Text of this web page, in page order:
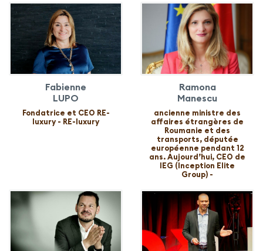
Fabienne
LUPO
Fondatrice et CEO RE-
luxury - RE-luxury
Ramona
Manescu
ancienne ministre des
affaires étrangères de
Roumanie et des
transports, députée
européenne pendant 12
ans. Aujourd’hui, CEO de
IEG (Inception Elite
Group) -